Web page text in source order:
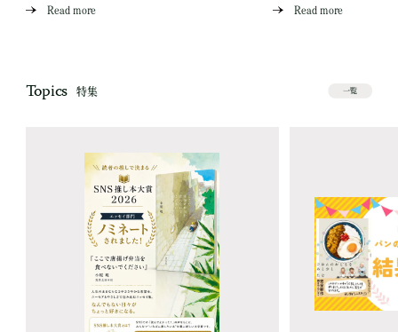
Read more Read more
Topics 特集 一覧